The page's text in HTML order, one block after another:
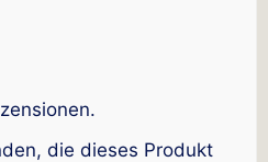
die dieses Produkt